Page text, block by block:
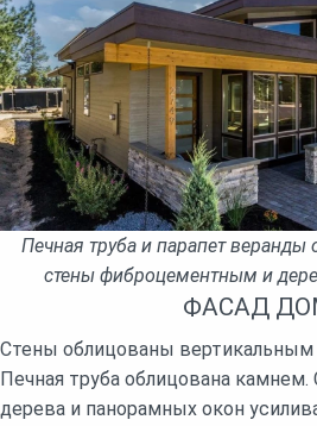
Печная труба и парапет
стены фиброцементным и
ФАСАД
Стены облицованы вертикальным
Печная труба облицована камнем.
дерева и панорамных окон